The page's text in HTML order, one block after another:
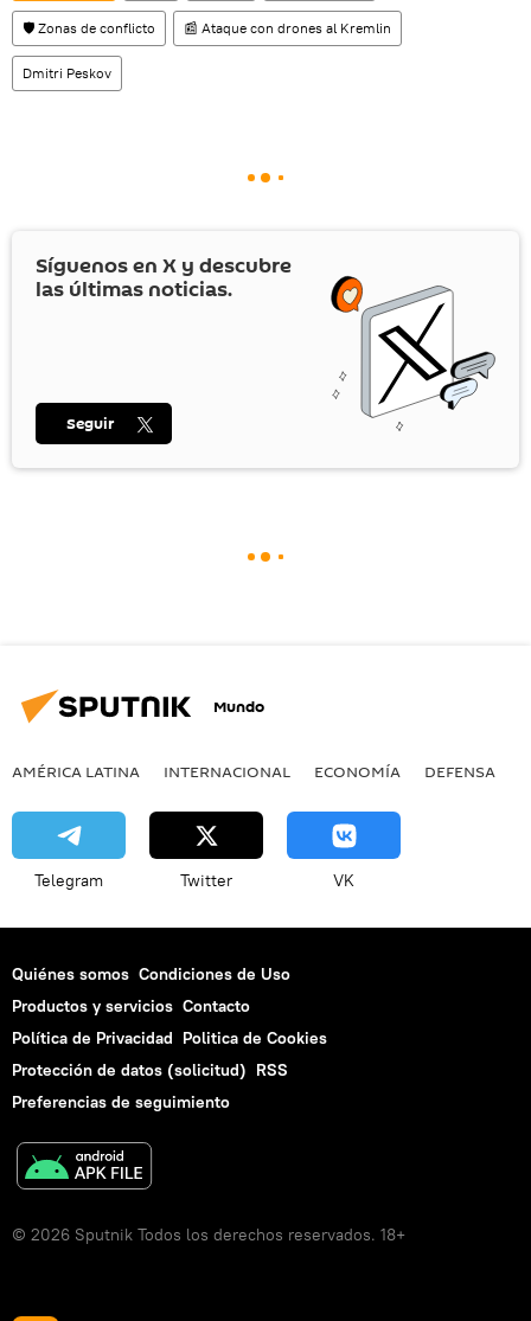
🛡️ Zonas de conflicto 📰 Ataque con drones al Kremlin
Dmitri Peskov
Síguenos en X y descubre
las últimas noticias.
Seguir
Mundo
AMÉRICA LATINA INTERNACIONAL ECONOMÍA DEFENSA
Telegram Twitter VK
Quiénes somos Condiciones de Uso
Productos y servicios Contacto
Política de Privacidad Politica de Cookies
Protección de datos (solicitud) RSS
Preferencias de seguimiento
© 2026 Sputnik Todos los derechos reservados. 18+